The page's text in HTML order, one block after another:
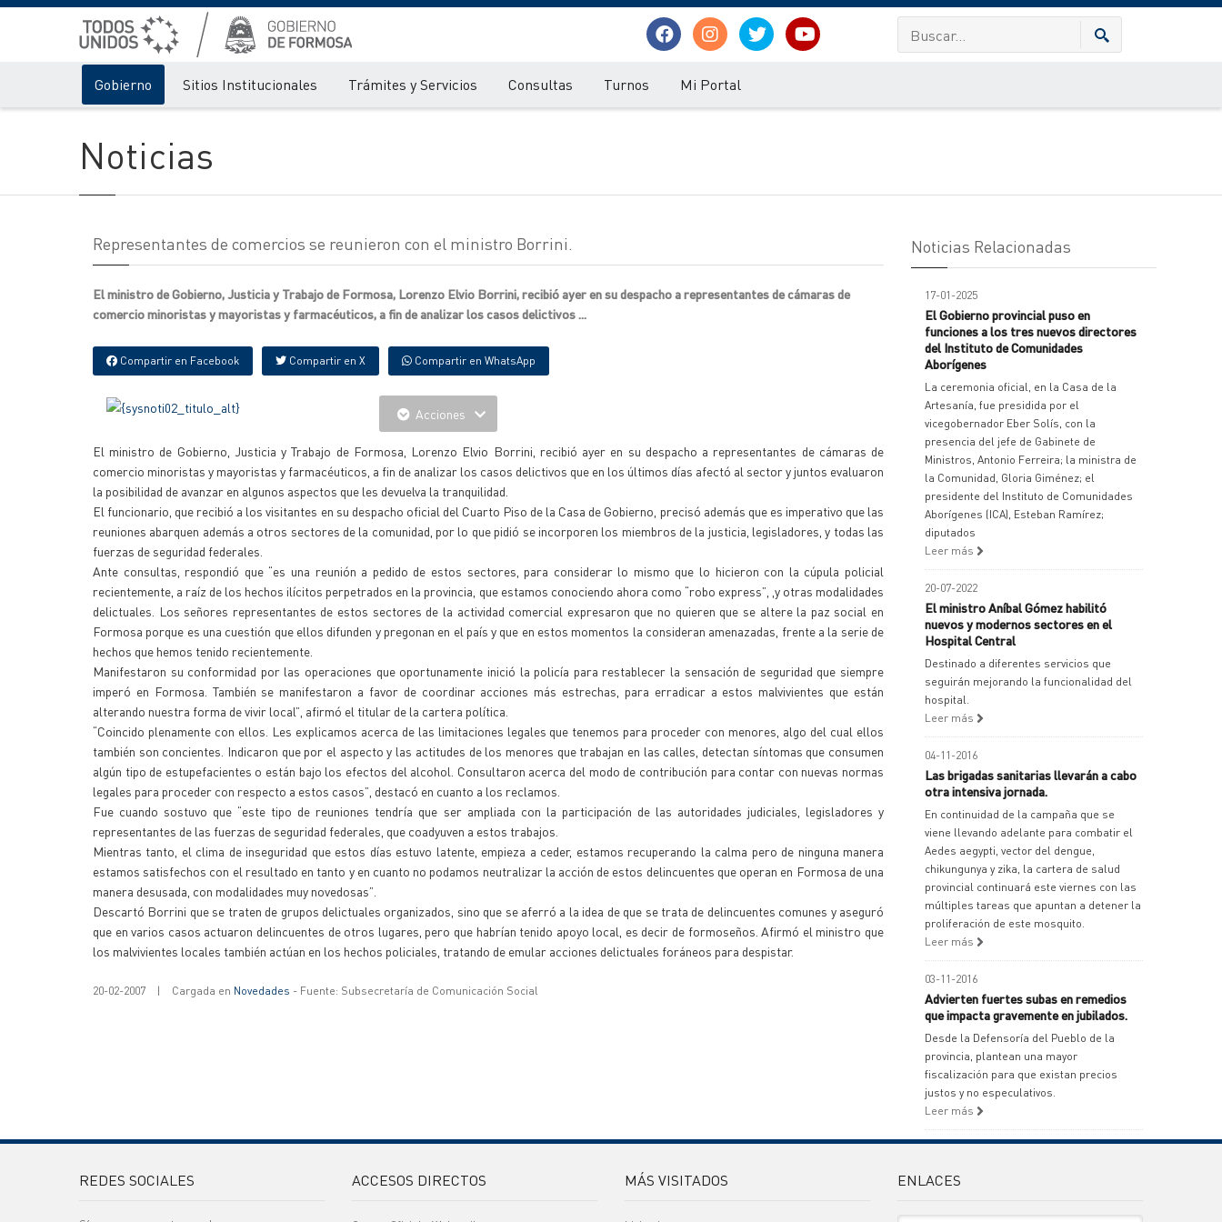
Gobierno Sitios Institucionales Trámites y Servicios Consultas Turnos Mi Portal
Noticias
Representantes de comercios se reunieron con el ministro Borrini.
El ministro de Gobierno, Justicia y Trabajo de Formosa, Lorenzo Elvio Borrini, recibió ayer en su despacho a representantes de cámaras de
comercio minoristas y mayoristas y farmacéuticos, a fin de analizar los casos delictivos ...
Compartir en Facebook Compartir en X Compartir en WhatsApp
Acciones
El ministro de Gobierno, Justicia y Trabajo de Formosa, Lorenzo Elvio Borrini, recibió ayer en su despacho a representantes de cámaras de
comercio minoristas y mayoristas y farmacéuticos, a fin de analizar los casos delictivos que en los últimos días afectó al sector y juntos evaluaron
la posibilidad de avanzar en algunos aspectos que les devuelva la tranquilidad.
El funcionario, que recibió a los visitantes en su despacho oficial del Cuarto Piso de la Casa de Gobierno, precisó además que es imperativo que las
reuniones abarquen además a otros sectores de la comunidad, por lo que pidió se incorporen los miembros de la justicia, legisladores, y todas las
fuerzas de seguridad federales.
Ante consultas, respondió que “es una reunión a pedido de estos sectores, para considerar lo mismo que lo hicieron con la cúpula policial
recientemente, a raíz de los hechos ilícitos perpetrados en la provincia, que estamos conociendo ahora como “robo express”, ,y otras modalidades
delictuales. Los señores representantes de estos sectores de la actividad comercial expresaron que no quieren que se altere la paz social en
Formosa porque es una cuestión que ellos difunden y pregonan en el país y que en estos momentos la consideran amenazadas, frente a la serie de
hechos que hemos tenido recientemente.
Manifestaron su conformidad por las operaciones que oportunamente inició la policía para restablecer la sensación de seguridad que siempre
imperó en Formosa. También se manifestaron a favor de coordinar acciones más estrechas, para erradicar a estos malvivientes que están
alterando nuestra forma de vivir local”, afirmó el titular de la cartera política.
“Coincido plenamente con ellos. Les explicamos acerca de las limitaciones legales que tenemos para proceder con menores, algo del cual ellos
también son concientes. Indicaron que por el aspecto y las actitudes de los menores que trabajan en las calles, detectan síntomas que consumen
algún tipo de estupefacientes o están bajo los efectos del alcohol. Consultaron acerca del modo de contribución para contar con nuevas normas
legales para proceder con respecto a estos casos”, destacó en cuanto a los reclamos.
Fue cuando sostuvo que “este tipo de reuniones tendría que ser ampliada con la participación de las autoridades judiciales, legisladores y
representantes de las fuerzas de seguridad federales, que coadyuven a estos trabajos.
Mientras tanto, el clima de inseguridad que estos días estuvo latente, empieza a ceder, estamos recuperando la calma pero de ninguna manera
estamos satisfechos con el resultado en tanto y en cuanto no podamos neutralizar la acción de estos delincuentes que operan en Formosa de una
manera desusada, con modalidades muy novedosas”.
Descartó Borrini que se traten de grupos delictuales organizados, sino que se aferró a la idea de que se trata de delincuentes comunes y aseguró
que en varios casos actuaron delincuentes de otros lugares, pero que habrían tenido apoyo local, es decir de formoseños. Afirmó el ministro que
los malvivientes locales también actúan en los hechos policiales, tratando de emular acciones delictuales foráneos para despistar.
20-02-2007 | Cargada en Novedades - Fuente: Subsecretaría de Comunicación Social
Noticias Relacionadas
17-01-2025
El Gobierno provincial puso en
funciones a los tres nuevos directores
del Instituto de Comunidades
Aborígenes
La ceremonia oficial, en la Casa de la
Artesanía, fue presidida por el
vicegobernador Eber Solís, con la
presencia del jefe de Gabinete de
Ministros, Antonio Ferreira; la ministra de
la Comunidad, Gloria Giménez; el
presidente del Instituto de Comunidades
Aborígenes (ICA), Esteban Ramírez;
diputados
Leer más
20-07-2022
El ministro Aníbal Gómez habilitó
nuevos y modernos sectores en el
Hospital Central
Destinado a diferentes servicios que
seguirán mejorando la funcionalidad del
hospital.
Leer más
04-11-2016
Las brigadas sanitarias llevarán a cabo
otra intensiva jornada.
En continuidad de la campaña que se
viene llevando adelante para combatir el
Aedes aegypti, vector del dengue,
chikungunya y zika, la cartera de salud
provincial continuará este viernes con las
múltiples tareas que apuntan a detener la
proliferación de este mosquito.
Leer más
03-11-2016
Advierten fuertes subas en remedios
que impacta gravemente en jubilados.
Desde la Defensoría del Pueblo de la
provincia, plantean una mayor
fiscalización para que existan precios
justos y no especulativos.
Leer más
REDES SOCIALES ACCESOS DIRECTOS MÁS VISITADOS ENLACES